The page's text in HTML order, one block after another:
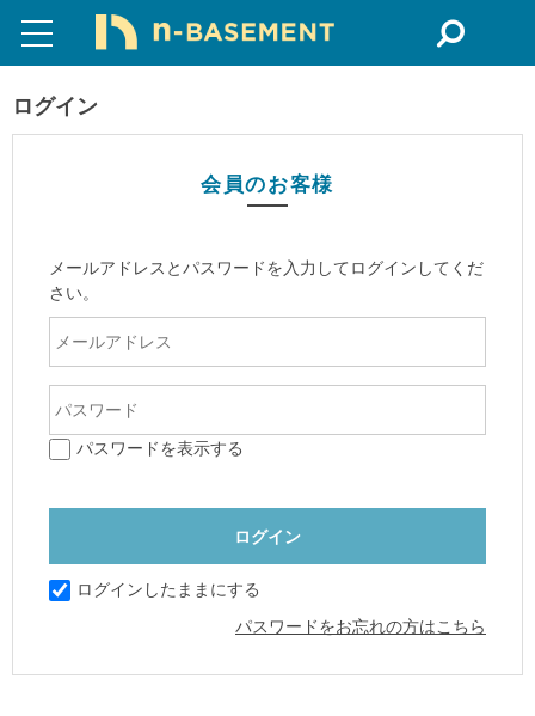
ログイン
会員のお客様
メールアドレスとパスワードを入力してログインしてくだ
さい。
パスワードを表示する
ログインしたままにする
パスワードをお忘れの方はこちら